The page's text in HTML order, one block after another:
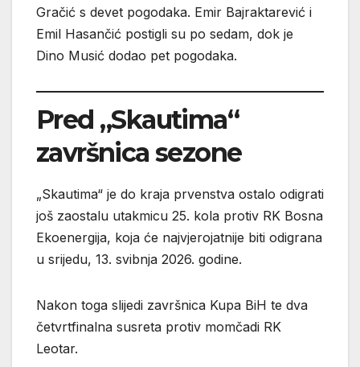
Gračić s devet pogodaka. Emir Bajraktarević i
Emil Hasančić postigli su po sedam, dok je
Dino Musić dodao pet pogodaka.
Pred „Skautima“
završnica sezone
„Skautima“ je do kraja prvenstva ostalo odigrati
još zaostalu utakmicu 25. kola protiv RK Bosna
Ekoenergija, koja će najvjerojatnije biti odigrana
u srijedu, 13. svibnja 2026. godine.
Nakon toga slijedi završnica Kupa BiH te dva
četvrtfinalna susreta protiv momčadi RK
Leotar.